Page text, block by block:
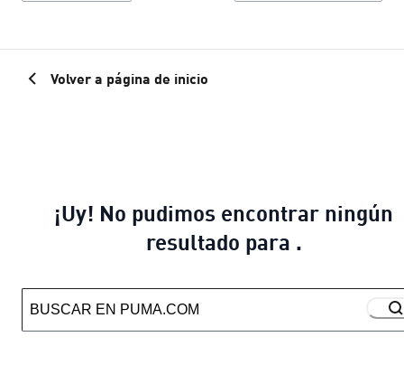
Volver a página de inicio
¡Uy! No pudimos encontrar ningún
resultado para .